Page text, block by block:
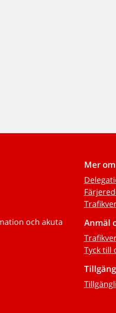
och akuta
Mer om
Anmäl
Tyck till